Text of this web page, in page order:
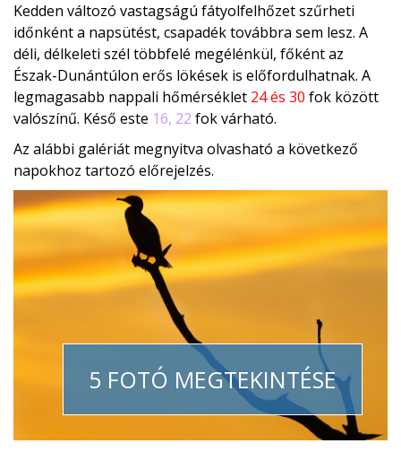
Kedden változó vastagságú fátyolfelhőzet szűrheti
időnként a napsütést, csapadék továbbra sem lesz. A
déli, délkeleti szél többfelé megélénkül, főként az
Észak-Dunántúlon erős lökések is előfordulhatnak. A
legmagasabb nappali hőmérséklet 24 és 30 fok között
valószínű. Késő este 16, 22 fok várható.
Az alábbi galériát megnyitva olvasható a következő
napokhoz tartozó előrejelzés.
5 FOTÓ MEGTEKINTÉSE